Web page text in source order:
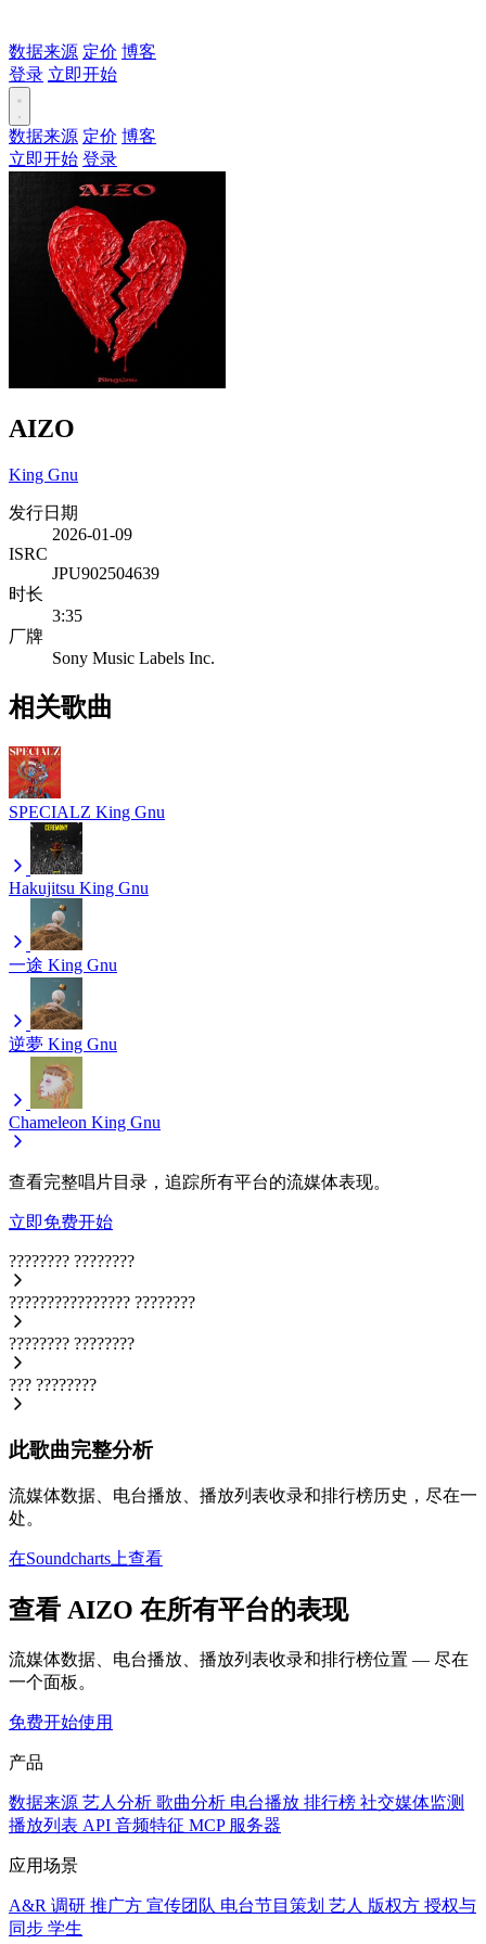
数据来源 定价 博客
登录 立即开始
数据来源 定价 博客
立即开始 登录
AIZO
King Gnu
发行日期
2026-01-09
ISRC
JPU902504639
时长
3:35
厂牌
Sony Music Labels Inc.
相关歌曲
SPECIALZ King Gnu
Hakujitsu King Gnu
一途 King Gnu
逆夢 King Gnu
Chameleon King Gnu
查看完整唱片目录，追踪所有平台的流媒体表现。
立即免费开始
???????? ????????
???????????????? ????????
???????? ????????
??? ????????
此歌曲完整分析
流媒体数据、电台播放、播放列表收录和排行榜历史，尽在一
处。
在Soundcharts上查看
查看 AIZO 在所有平台的表现
流媒体数据、电台播放、播放列表收录和排行榜位置 — 尽在
一个面板。
免费开始使用
产品
数据来源 艺人分析 歌曲分析 电台播放 排行榜 社交媒体监测
播放列表 API 音频特征 MCP 服务器
应用场景
A&R 调研 推广方 宣传团队 电台节目策划 艺人 版权方 授权与
同步 学生